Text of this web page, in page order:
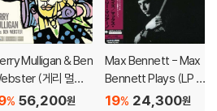
Mulligan & Ben
(게리 멀리
& 벤 웹스터) - Gerr
56,200원
%
Max Bennett - Max
Bennett Plays (LP M
iniature)24,300원
19%